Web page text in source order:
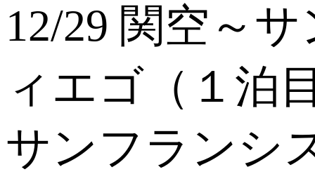
12/29 関空～
ィエゴ（１泊
サンフランシ